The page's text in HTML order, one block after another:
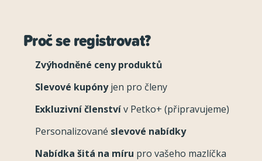
Proč se registrovat?
Zvýhodněné ceny produktů
Slevové kupónyjen pro členy
Exkluzivní členstvív Petko+ (připravujeme)
Personalizované slevové nabídky
Nabídka šitá na míru pro vašeho mazlíčka